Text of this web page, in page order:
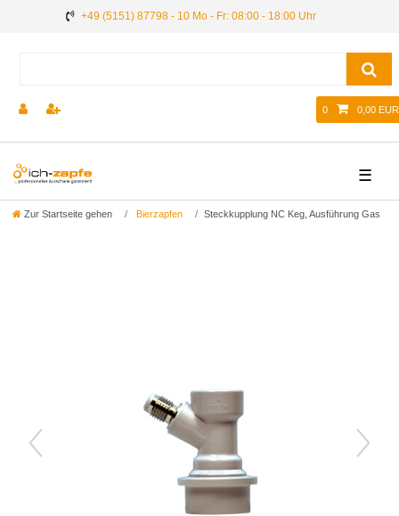
+49 (5151) 87798 - 10 Mo - Fr: 08:00 - 18:00 Uhr
0 0,00 EUR
☰
Zur Startseite gehen Bierzapfen Steckkupplung NC Keg, Ausführung Gas